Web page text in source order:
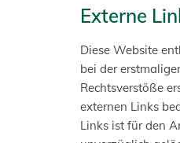
Externe
Diese Website
bei der
Rechtsverstöße
externen Links
Links ist für den